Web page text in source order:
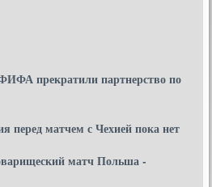
прекратили партнерство по
перед матчем с Чехией пока нет
матч Польша -